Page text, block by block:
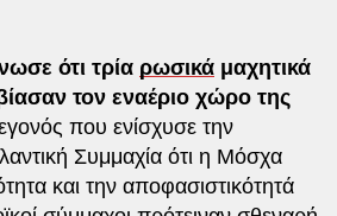
ότι τρία ρωσικάμαχητικά
τον εναέριο χώρο της
που ενίσχυσε την
Συμμαχία ότι η Μόσχα
και την αποφασιστικότητά